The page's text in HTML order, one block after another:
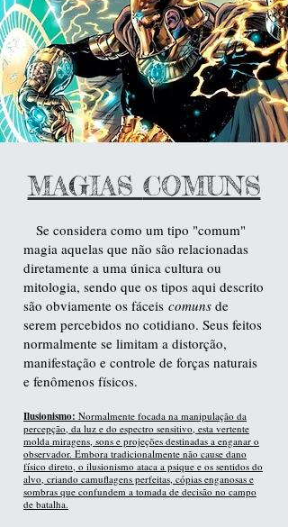
MAGIAS COMUNS
Se considera como um tipo "comum"
magia aquelas que não são relacionadas
diretamente a uma única cultura ou
mitologia, sendo que os tipos aqui descrito
são obviamente os fáceis comuns de
serem percebidos no cotidiano. Seus feitos
normalmente se limitam a distorção,
manifestação e controle de forças naturais
e fenômenos físicos.
Ilusionismo: Normalmente focada na manipulação da
percepção, da luz e do espectro sensitivo, esta vertente
molda miragens, sons e projeções destinadas a enganar o
observador. Embora tradicionalmente não cause dano
físico direto, o ilusionismo ataca a psique e os sentidos do
alvo, criando camuflagens perfeitas, cópias enganosas e
sombras que confundem a tomada de decisão no campo
de batalha.